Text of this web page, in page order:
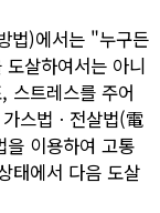
법)에서는 "누구든
살하여서는 아니
스트레스를 주어
스법ㆍ전살법(電
이용하여 고통
태에서 다음 도살